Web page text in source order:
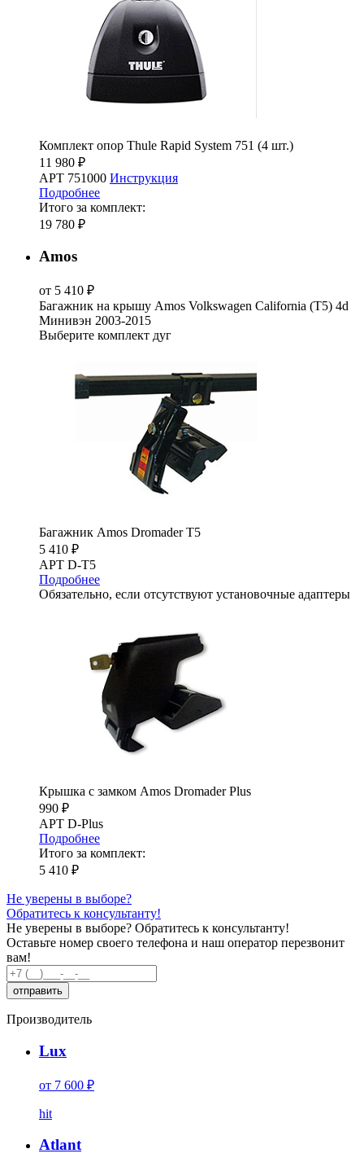
Комплект опор Thule Rapid System 751 (4 шт.)
11 980 ₽
АРТ 751000 Инструкция
Подробнее
Итого за комплект:
19 780 ₽
Amos
от 5 410 ₽
Багажник на крышу Amos Volkswagen California (T5) 4d
Минивэн 2003-2015
Выберите комплект дуг
Багажник Amos Dromader T5
5 410 ₽
АРТ D-T5
Подробнее
Обязательно, если отсутствуют установочные адаптеры
Крышка с замком Amos Dromader Plus
990 ₽
АРТ D-Plus
Подробнее
Итого за комплект:
5 410 ₽
Не уверены в выборе?
Обратитесь к консультанту!
Не уверены в выборе? Обратитесь к консультанту!
Оставьте номер своего телефона и наш оператор перезвонит
вам!
Производитель
Lux
от 7 600 ₽
hit
Atlant